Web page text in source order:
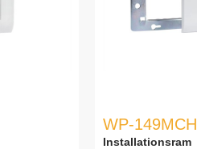
WP-149MCH
Installationsram